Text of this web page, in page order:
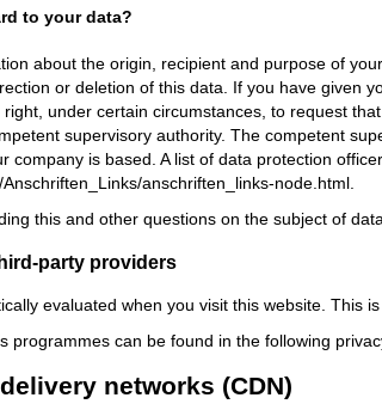
to your data?
about the origin, recipient and purpose of
or deletion of this data. If you have given
under certain circumstances, to request
supervisory authority. The competent
company is based. A list of data protection
anschriften_links-node.html.
this and other questions on the subject of
party providers
evaluated when you visit this website. This
programmes can be found in the following
networks (CDN)